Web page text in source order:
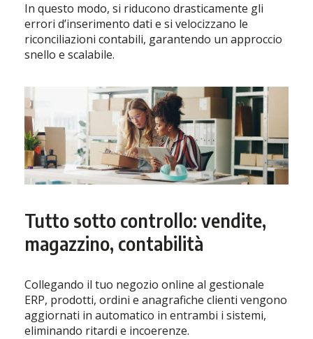
In questo modo, si riducono drasticamente gli
errori d’inserimento dati e si velocizzano le
riconciliazioni contabili, garantendo un approccio
snello e scalabile.
Tutto sotto controllo: vendite,
magazzino, contabilità
Collegando il tuo negozio online al gestionale
ERP, prodotti, ordini e anagrafiche clienti vengono
aggiornati in automatico in entrambi i sistemi,
eliminando ritardi e incoerenze.